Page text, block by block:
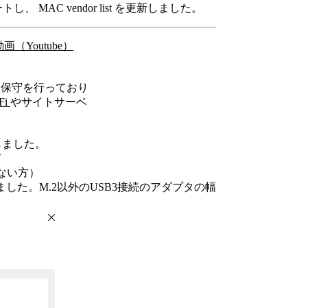
し、 MAC vendor list を更新しました。
画（Youtube）
守を行っており
やサイトサーベ
した。
い方）
した。M.2以外のUSB3接続のアダプタの幅